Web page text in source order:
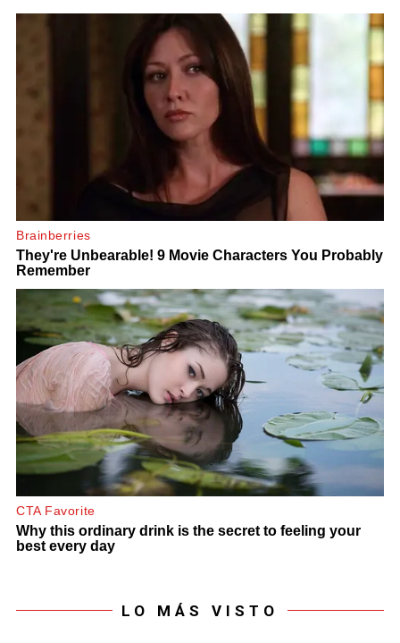
LO MÁS VISTO